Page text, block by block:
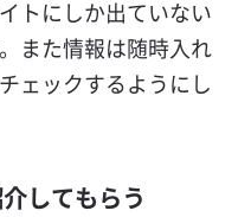
トにしか出ていない
また情報は随時入れ
ェックするようにし
してもらう